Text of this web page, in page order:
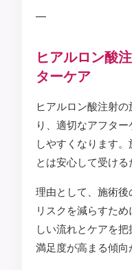
—
ヒアルロン酸
ターケア
ヒアルロン酸注射
り、適切なアフタ
しやすくなります
とは安心して受ける
理由として、施術
リスクを減らすた
しい流れとケアを
満足度が高まる傾向